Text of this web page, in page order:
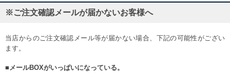
※ご注文確認メールが届かないお客様へ
当店からのご注文確認メール等が届かない場合、下記の可能性がござい
ます。
■メールBOXがいっぱいになっている。